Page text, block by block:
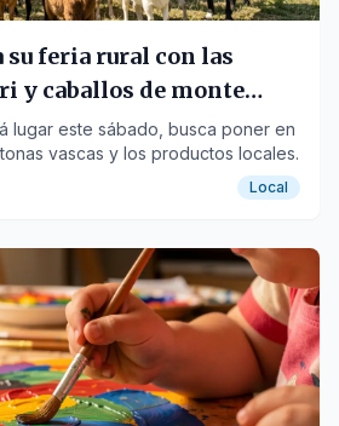
su feria rural con las
y caballos de monte
lugar este sábado, busca poner en
vascas y los productos locales.
Local